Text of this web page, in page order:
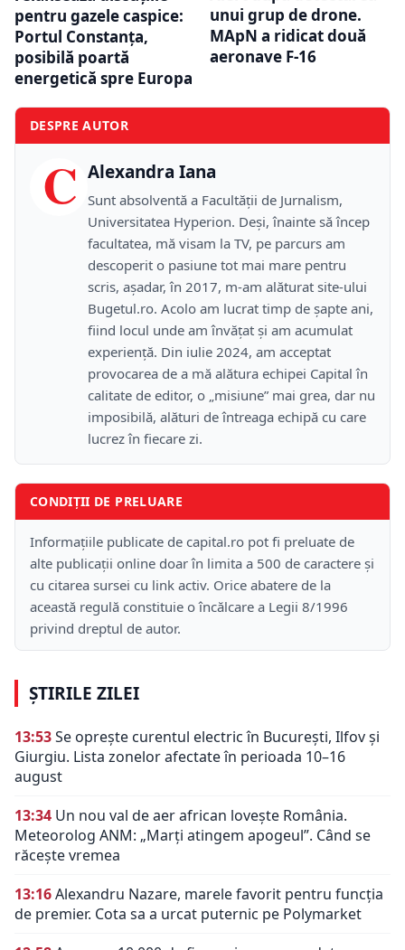
pentru gazele caspice:
Portul Constanța,
posibilă poartă
energetică spre Europa
unui grup de drone.
MApN a ridicat două
aeronave F-16
DESPRE AUTOR
C Alexandra Iana
Sunt absolventă a Facultății de Jurnalism,
Universitatea Hyperion. Deși, înainte să încep
facultatea, mă visam la TV, pe parcurs am
descoperit o pasiune tot mai mare pentru
scris, așadar, în 2017, m-am alăturat site-ului
Bugetul.ro. Acolo am lucrat timp de șapte ani,
fiind locul unde am învățat și am acumulat
experiență. Din iulie 2024, am acceptat
provocarea de a mă alătura echipei Capital în
calitate de editor, o „misiune” mai grea, dar nu
imposibilă, alături de întreaga echipă cu care
lucrez în fiecare zi.
CONDIȚII DE PRELUARE
Informațiile publicate de capital.ro pot fi preluate de
alte publicații online doar în limita a 500 de caractere și
cu citarea sursei cu link activ. Orice abatere de la
această regulă constituie o încălcare a Legii 8/1996
privind dreptul de autor.
ȘTIRILE ZILEI
13:53Se oprește curentul electric în București, Ilfov și
Giurgiu. Lista zonelor afectate în perioada 10–16
august
13:34 Un nou val de aer african lovește România.
Meteorolog ANM: „Marți atingem apogeul”. Când se
răcește vremea
13:16Alexandru Nazare, marele favorit pentru funcția
de premier. Cota sa a urcat puternic pe Polymarket